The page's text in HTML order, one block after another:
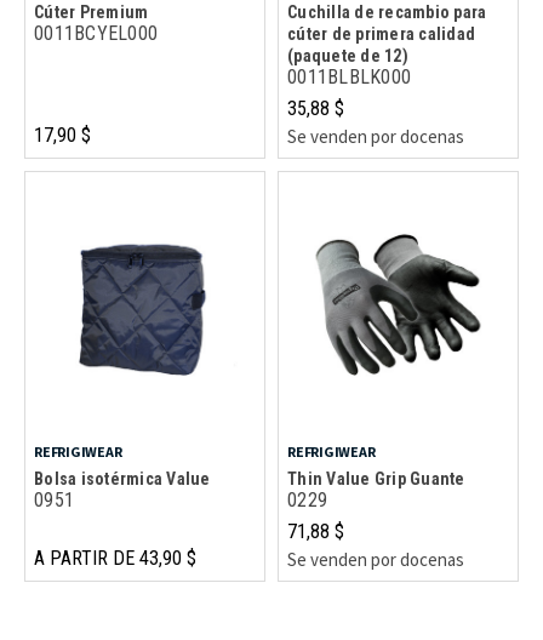
Cúter Premium
0011BCYEL000
17,90 $
Cuchilla de recambio para
cúter de primera calidad
(paquete de 12)
0011BLBLK000
35,88 $
Se venden por docenas
REFRIGIWEAR
Bolsa isotérmica Value
0951
A PARTIR DE 43,90 $
REFRIGIWEAR
Thin Value Grip Guante
0229
71,88 $
Se venden por docenas